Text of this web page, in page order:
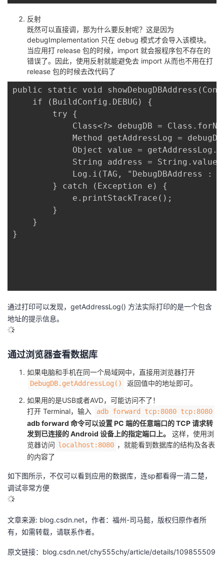
反射
既然可以直接调，那为什么要反射呢？这是因为
debugImplementation 只在 debug 模式才会导入该模块。
当应用打 release 包的时候，import 就会报程序包不存在的
错误了。因此，使用反射就能避免去 import 从而也不用在打
release 包的时候去改代码了
public static void
}
通过打印可以发现，getAddressLog() 方法实际打印的是一个包含
地址的提示信息。
通过浏览器查看数据库
如果电脑和手机在同一个局域网中，直接用浏览器打开
DebugDB.getAddressLog()
返回值中的地址即可。
如果用的是USB或者AVD，可能访问不了！
打开 Terminal，输入
adb forward tcp:8080 tcp:8080
adb forward 命令可以设置 PC 端的任意端口的 TCP 请求转
发到已连接的 Android 设备上的指定端口上。
这样，使用浏
览器访问 localhost:8080 ，就能看到数据库的结构及各表
的内容了
如下图所示，不仅可以看到应用的数据库，连sp都看得一清二楚，
调试非常方便
文章来源: blog.csdn.net，作者：福州-司马懿，版权归原作者所
有，如需转载，请联系作者。
原文链接：blog.csdn.net/chy555chy/article/details/109855509